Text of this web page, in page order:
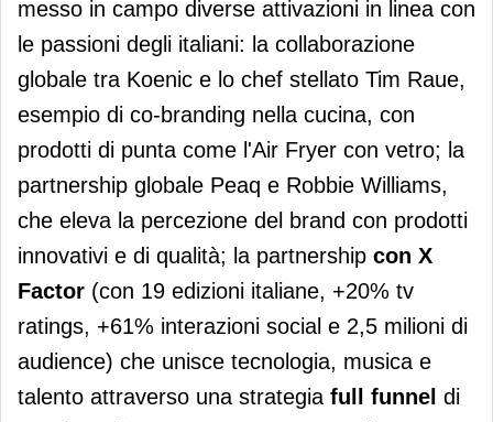
messo in campo diverse attivazioni in linea con
le passioni degli italiani: la collaborazione
globale tra Koenic e lo chef stellato Tim Raue,
esempio di co-branding nella cucina, con
prodotti di punta come l'Air Fryer con vetro; la
partnership globale Peaq e Robbie Williams,
che eleva la percezione del brand con prodotti
innovativi e di qualità; la partnership con X
Factor (con 19 edizioni italiane, +20% tv
ratings, +61% interazioni social e 2,5 milioni di
audience) che unisce tecnologia, musica e
talento attraverso una strategia full funnel di